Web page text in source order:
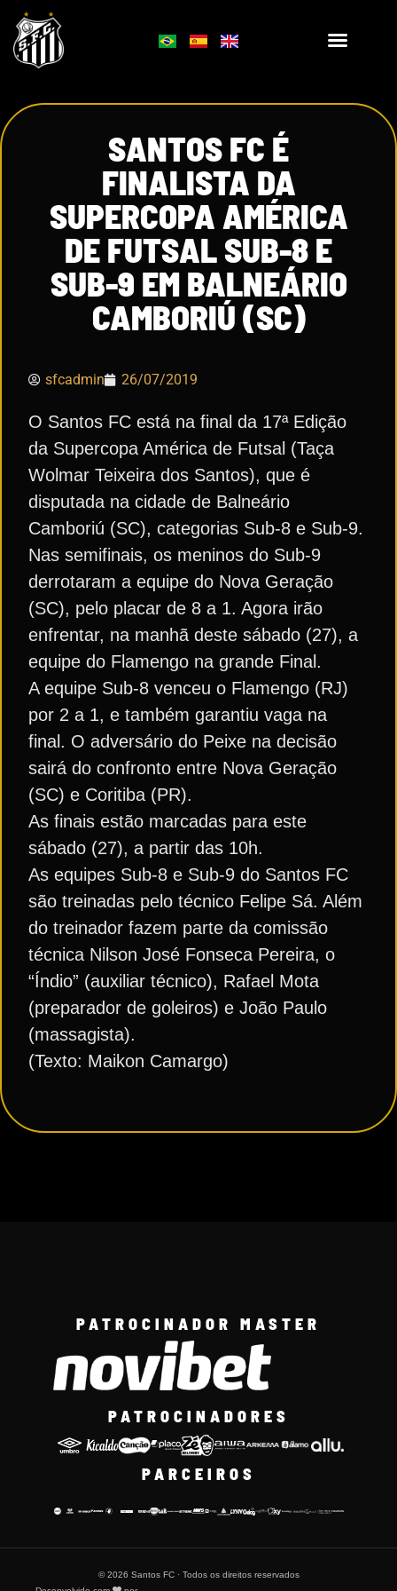
SANTOS FC É
FINALISTA DA
SUPERCOPA AMÉRICA
DE FUTSAL SUB-8 E
SUB-9 EM BALNEÁRIO
CAMBORIÚ (SC)
sfcadmin 26/07/2019
O Santos FC está na final da 17ª Edição
da Supercopa América de Futsal (Taça
Wolmar Teixeira dos Santos), que é
disputada na cidade de Balneário
Camboriú (SC), categorias Sub-8 e Sub-9.
Nas semifinais, os meninos do Sub-9
derrotaram a equipe do Nova Geração
(SC), pelo placar de 8 a 1. Agora irão
enfrentar, na manhã deste sábado (27), a
equipe do Flamengo na grande Final.
A equipe Sub-8 venceu o Flamengo (RJ)
por 2 a 1, e também garantiu vaga na
final. O adversário do Peixe na decisão
sairá do confronto entre Nova Geração
(SC) e Coritiba (PR).
As finais estão marcadas para este
sábado (27), a partir das 10h.
As equipes Sub-8 e Sub-9 do Santos FC
são treinadas pelo técnico Felipe Sá. Além
do treinador fazem parte da comissão
técnica Nilson José Fonseca Pereira, o
“Índio” (auxiliar técnico), Rafael Mota
(preparador de goleiros) e João Paulo
(massagista).
(Texto: Maikon Camargo)
PATROCINADOR MASTER
PATROCINADORES
PARCEIROS
© 2026 Santos FC · Todos os direitos reservados